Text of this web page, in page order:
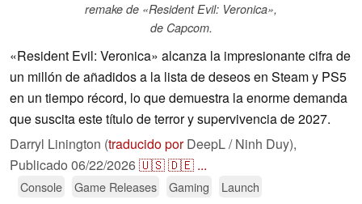
remake de «Resident Evil: Veronica»,
de Capcom.
«Resident Evil: Veronica» alcanza la impresionante cifra de
un millón de añadidos a la lista de deseos en Steam y PS5
en un tiempo récord, lo que demuestra la enorme demanda
que suscita este título de terror y supervivencia de 2027.
Darryl Linington (traducido porDeepL / Ninh Duy),
Publicado 06/22/2026🇺🇸🇩🇪 ...
Console Game Releases Gaming Launch